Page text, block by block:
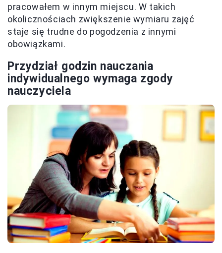
pracowałem w innym miejscu. W takich
okolicznościach zwiększenie wymiaru zajęć
staje się trudne do pogodzenia z innymi
obowiązkami.
Przydział godzin nauczania
indywidualnego wymaga zgody
nauczyciela